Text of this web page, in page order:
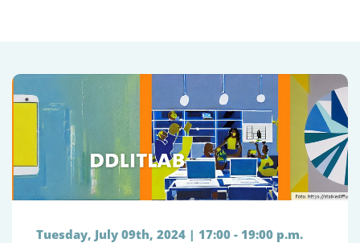
Tuesday, July 09th, 2024 | 17:00 - 19:00 p.m.